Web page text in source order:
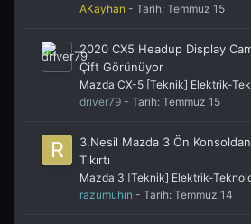
AKayhan - Tarih: Temmuz 15
2020 CX5 Headup Display
Çift Görünüyor
Mazda CX-5 [Teknik] Elektrik-
driver79 - Tarih: Temmuz 15
3.Nesil Mazda 3 Ön
Tıkırtı
Mazda 3 [Teknik] Elektrik-
razumuhin - Tarih: Temmuz 14